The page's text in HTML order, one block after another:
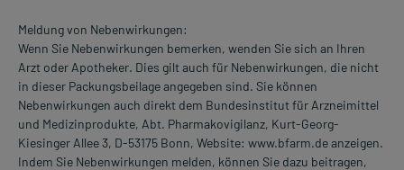
Meldung von Nebenwirkungen:
Wenn Sie Nebenwirkungen bemerken, wenden Sie sich an Ihren
Arzt oder Apotheker. Dies gilt auch für Nebenwirkungen, die nicht
in dieser Packungsbeilage angegeben sind. Sie können
Nebenwirkungen auch direkt dem Bundesinstitut für Arzneimittel
und Medizinprodukte, Abt. Pharmakovigilanz, Kurt-Georg-
Kiesinger Allee 3, D-53175 Bonn, Website: www.bfarm.de anzeigen.
Indem Sie Nebenwirkungen melden, können Sie dazu beitragen,